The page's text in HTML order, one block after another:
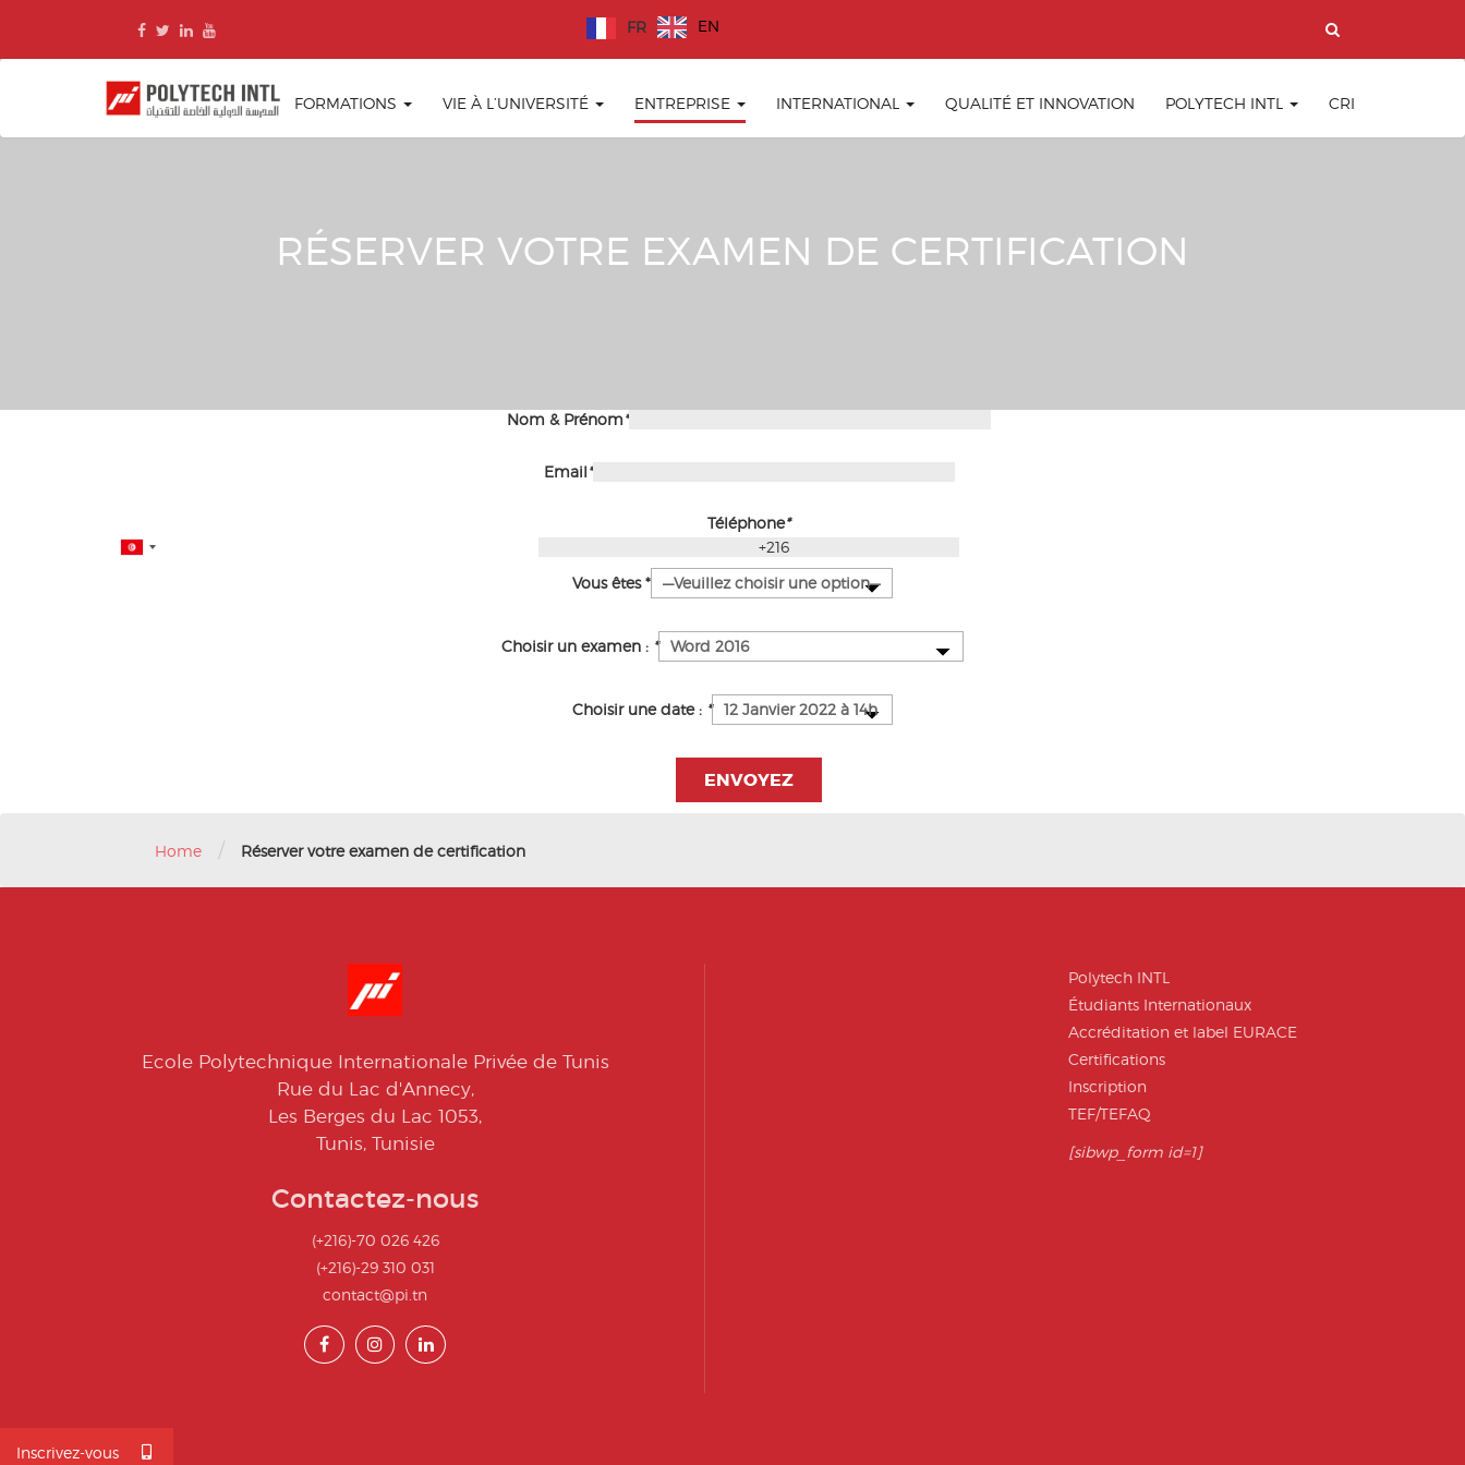
FORMATIONS
VIE À L’UNIVERSITÉ ENTREPRISE INTERNATIONAL QUALITÉ ET INNOVATION POLYTECH INTL CRI
RÉSERVER VOTRE EXAMEN DE CERTIFICATION
Nom & Prénom*
Email*
Téléphone*
Vous êtes *
Choisir un examen : *
Choisir une date : *
Home / Réserver votre examen de certification
Ecole Polytechnique Internationale Privée de Tunis
Rue du Lac d'Annecy,
Les Berges du Lac 1053,
Tunis, Tunisie
Contactez-nous
(+216)-70 026 426
(+216)-29 310 031
contact@pi.tn
Polytech INTL
Étudiants Internationaux
Accréditation et label EURACE
Certifications
Inscription
TEF/TEFAQ
[sibwp_form id=1]
Inscrivez-vous
FR EN